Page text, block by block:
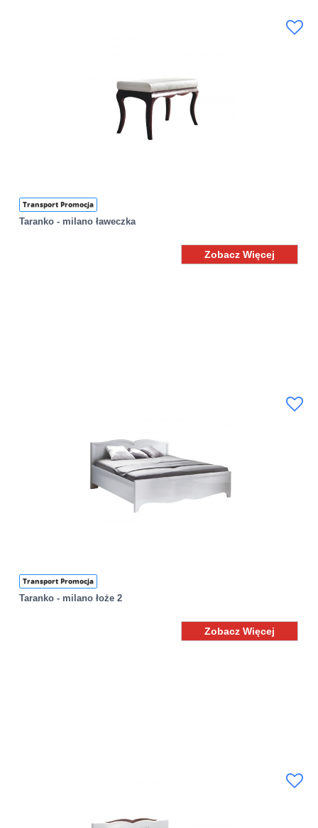
Transport Promocja
Taranko - milano ławeczka
Zobacz Więcej
Transport Promocja
Taranko - milano łoże 2
Zobacz Więcej